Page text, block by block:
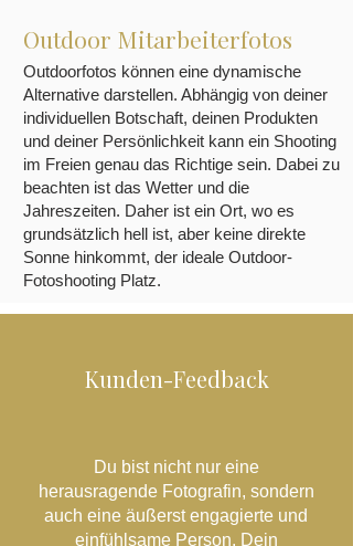
Outdoor Mitarbeiterfotos
Outdoorfotos können eine dynamische
Alternative darstellen. Abhängig von deiner
individuellen Botschaft, deinen Produkten
und deiner Persönlichkeit kann ein Shooting
im Freien genau das Richtige sein. Dabei zu
beachten ist das Wetter und die
Jahreszeiten. Daher ist ein Ort, wo es
grundsätzlich hell ist, aber keine direkte
Sonne hinkommt, der ideale Outdoor-
Fotoshooting Platz.
Kunden-Feedback
Du bist nicht nur eine
herausragende Fotografin, sondern
auch eine äußerst engagierte und
einfühlsame Person. Dein